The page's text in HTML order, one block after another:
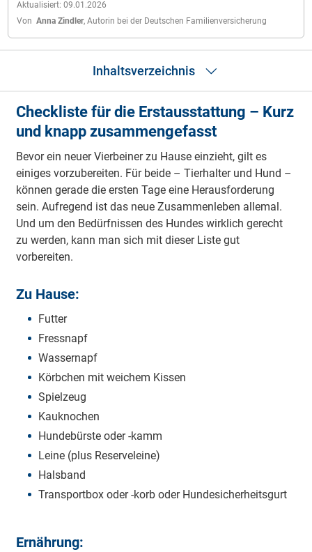
Aktualisiert: 09.01.2026
Von Anna Zindler, Autorin bei der Deutschen Familienversicherung
Inhaltsverzeichnis
Checkliste
Grundausstattung
Hundeversicherungen
Was benötigt mein Hund unterwegs?
Hundefutter
DFV-TierkrankenSchutz
Checkliste für die Erstausstattung – Kurz
und knapp zusammengefasst
Bevor ein neuer Vierbeiner zu Hause einzieht, gilt es
einiges vorzubereiten. Für beide – Tierhalter und Hund –
können gerade die ersten Tage eine Herausforderung
sein. Aufregend ist das neue Zusammenleben allemal.
Und um den Bedürfnissen des Hundes wirklich gerecht
zu werden, kann man sich mit dieser Liste gut
vorbereiten.
Zu Hause:
Futter
Fressnapf
Wassernapf
Körbchen mit weichem Kissen
Spielzeug
Kauknochen
Hundebürste oder -kamm
Leine (plus Reserveleine)
Halsband
Transportbox oder -korb oder Hundesicherheitsgurt
Ernährung: